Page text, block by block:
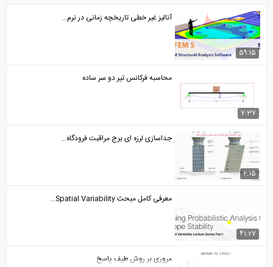
59:15
آنالیز غیر خطی تاریخچه زمانی در نرم...
7:37
محاسبه فركانس تير دو سر ساده
2:15
جداسازی لرزه ای برج مراقبت فرودگاه...
41:27
معرفی کامل مبحث Spatial Variability...
مروری بر روش طیف پاسخ